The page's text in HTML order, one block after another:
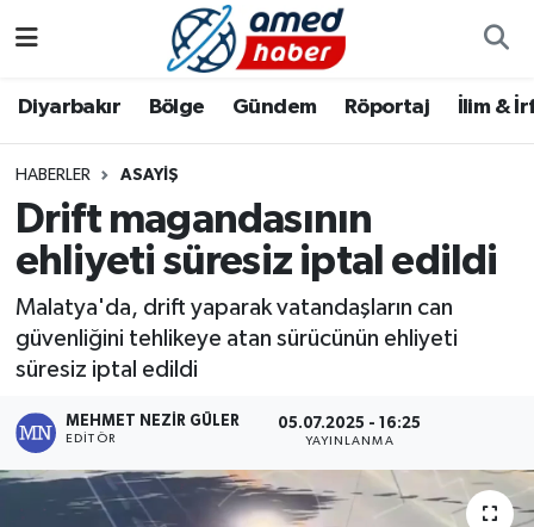
Diyarbakır Bölge Gündem Röportaj İlim &
HABERLER ASAYIŞ
Drift magandasının
ehliyeti süresiz iptal edildi
Malatya'da, drift yaparak vatandaşların can
güvenliğini tehlikeye atan sürücünün ehliyeti
süresiz iptal edildi
MEHMET NEZIR GÜLER
EDITÖR
05.07.2025 - 16:25
YAYINLANMA
Bölge
Röportaj
Foto Galeri
Yazarlar
Aile
Asayiş
Bilim & Teknoloji
Bölge
Ekonomi
Diyarbakır Hava Durumu
Diyarbakır Namaz Vakitleri
Diyarbakır Trafik Yoğunluk Haritası
Süper Lig Puan Durumu ve Fikstür
Haber Arşivi